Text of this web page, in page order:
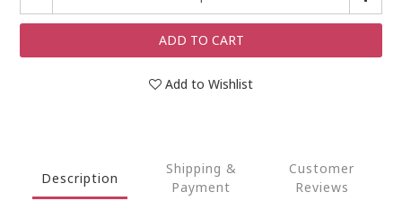
ADD TO CART
Add to Wishlist
Description
Shipping &
Payment
Customer
Reviews